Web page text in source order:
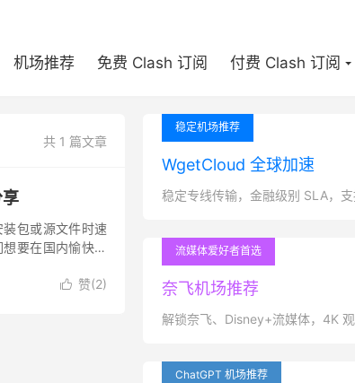
机场推荐 免费 Clash 订阅 付费 Clash 订阅
共 1 篇文章
包或源文件时速
要在国内愉快地
 赞(2)
稳定机场推荐
WgetCloud 全球加速
稳定专线传输，金融级别 SLA，支
流媒体爱好者首选
奈飞机场推荐
解锁奈飞、Disney+流媒体，4K 观
ChatGPT 机场推荐